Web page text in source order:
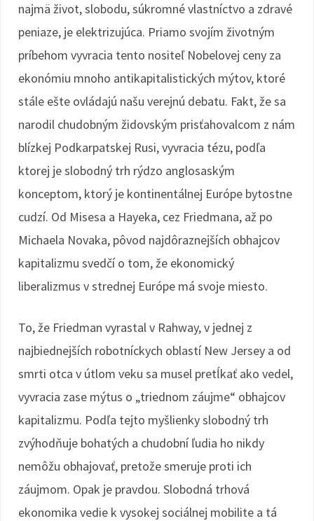
najmä život, slobodu, súkromné vlastníctvo a zdravé
peniaze, je elektrizujúca. Priamo svojím životným
príbehom vyvracia tento nositeľ Nobelovej ceny za
ekonómiu mnoho antikapitalistických mýtov, ktoré
stále ešte ovládajú našu verejnú debatu. Fakt, že sa
narodil chudobným židovským prisťahovalcom z nám
blízkej Podkarpatskej Rusi, vyvracia tézu, podľa
ktorej je slobodný trh rýdzo anglosaským
konceptom, ktorý je kontinentálnej Európe bytostne
cudzí. Od Misesa a Hayeka, cez Friedmana, až po
Michaela Novaka, pôvod najdôraznejších obhajcov
kapitalizmu svedčí o tom, že ekonomický
liberalizmus v strednej Európe má svoje miesto.
To, že Friedman vyrastal v Rahway, v jednej z
najbiednejších robotníckych oblastí New Jersey a od
smrti otca v útlom veku sa musel pretĺkať ako vedel,
vyvracia zase mýtus o „triednom záujme“ obhajcov
kapitalizmu. Podľa tejto myšlienky slobodný trh
zvýhodňuje bohatých a chudobní ľudia ho nikdy
nemôžu obhajovať, pretože smeruje proti ich
záujmom. Opak je pravdou. Slobodná trhová
ekonomika vedie k vysokej sociálnej mobilite a tá